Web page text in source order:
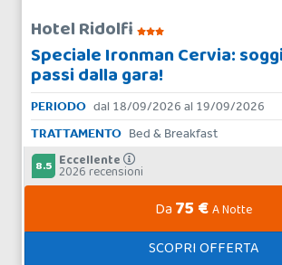
Hotel Ridolfi
Speciale Ironman Cervia:
passi dalla gara!
PERIODO dal 18/09/2026 al 19/09/2026
TRATTAMENTO Bed & Breakfast
8.5 Eccellente
2026 recensioni
Da 75 €A Notte
SCOPRI OFFERTA